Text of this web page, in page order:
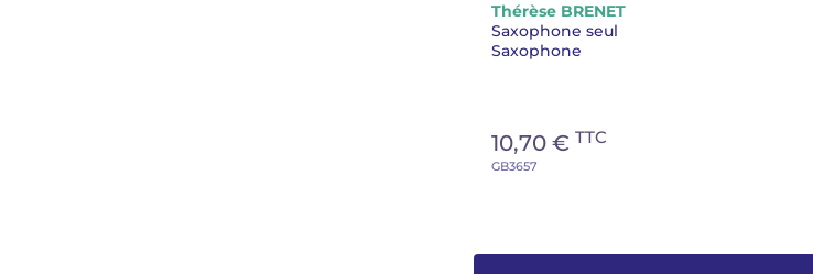
Thérèse BRENET
Saxophone seul
Saxophone
10,70 € TTC
GB3657